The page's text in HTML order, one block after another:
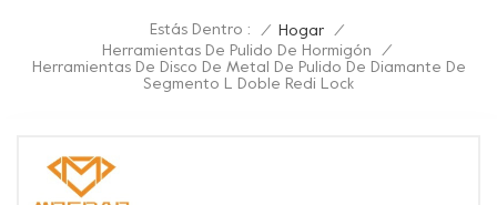
Estás Dentro : / Hogar
/
Herramientas De Pulido De Hormigón
/
Herramientas De Disco De Metal De Pulido De Diamante De
Segmento L Doble Redi Lock